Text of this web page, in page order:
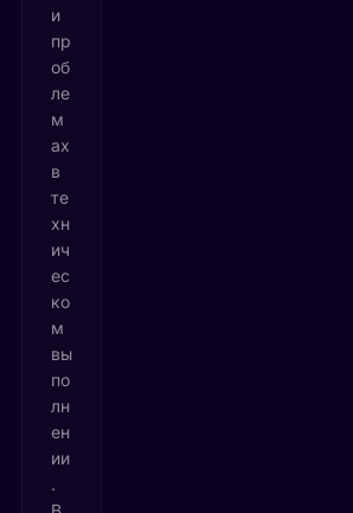
и
пр
об
ле
м
ах
в
те
хн
ич
ес
ко
м
вы
по
лн
ен
ии
.